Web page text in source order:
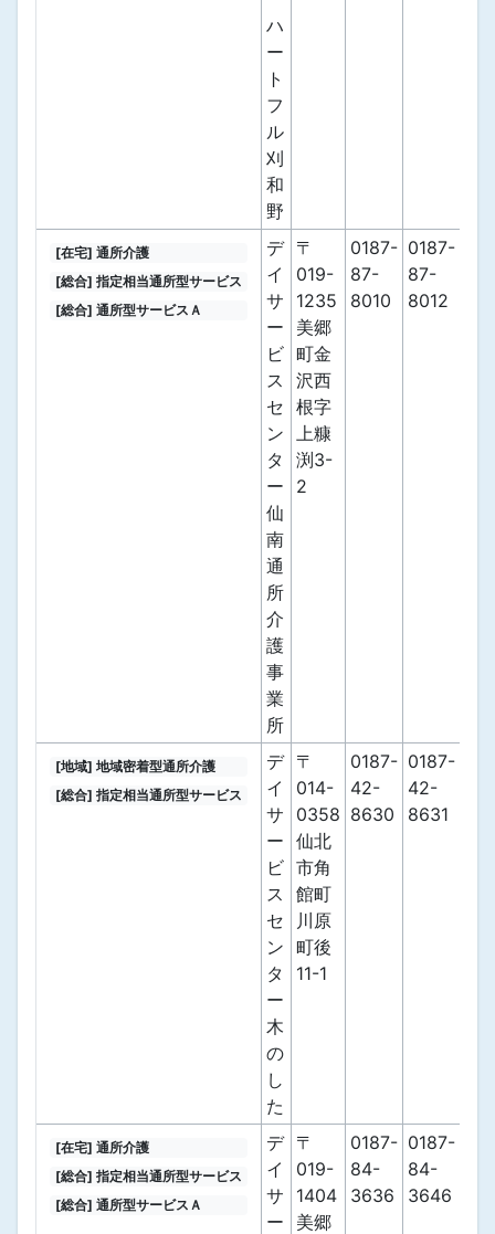
ハ
ー
ト
フ
ル
刈
和
野
[在宅] 通所介護
[総合] 指定相当通所型サービス
[総合] 通所型サービスＡ
デ
イ
サ
ー
ビ
ス
セ
ン
タ
ー
仙
南
通
所
介
護
事
業
所
〒
019-
1235
美郷
町金
沢西
根字
上糠
渕3-
2
0187-
87-
8010
0187-
87-
8012
[地域] 地域密着型通所介護
[総合] 指定相当通所型サービス
デ
イ
サ
ー
ビ
ス
セ
ン
タ
ー
木
の
し
た
〒
014-
0358
仙北
市角
館町
川原
町後
11-1
0187-
42-
8630
0187-
42-
8631
[在宅] 通所介護
[総合] 指定相当通所型サービス
[総合] 通所型サービスＡ
デ
イ
サ
ー
〒
019-
1404
美郷
0187-
84-
3636
0187-
84-
3646